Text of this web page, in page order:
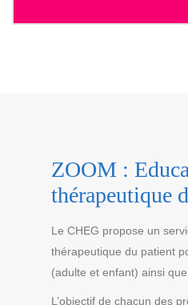
ZOOM :
thérapeutique
Le CHEG propose un
thérapeutique du patient
(adulte et enfant) ainsi que
L’objectif de chacun des